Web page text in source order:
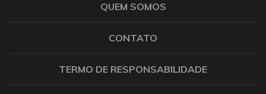
QUEM SOMOS
CONTATO
TERMO DE RESPONSABILIDADE